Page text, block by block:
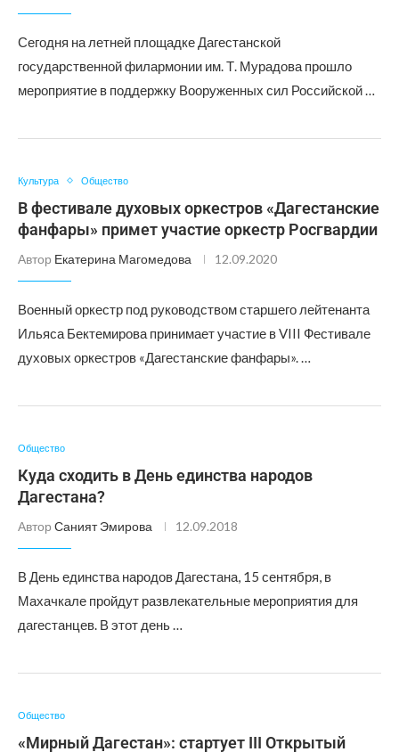
Сегодня на летней площадке Дагестанской
государственной филармонии им. Т. Мурадова прошло
мероприятие в поддержку Вооруженных сил Российской …
Культура Общество
В фестивале духовых оркестров «Дагестанские
фанфары» примет участие оркестр Росгвардии
Автор Екатерина Магомедова 12.09.2020
Военный оркестр под руководством старшего лейтенанта
Ильяса Бектемирова принимает участие в VIII Фестивале
духовых оркестров «Дагестанские фанфары». …
Общество
Куда сходить в День единства народов
Дагестана?
Автор Саният Эмирова 12.09.2018
В День единства народов Дагестана, 15 сентября, в
Махачкале пройдут развлекательные мероприятия для
дагестанцев. В этот день …
Общество
«Мирный Дагестан»: стартует III Открытый